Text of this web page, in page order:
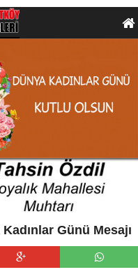
Günü Mesajı